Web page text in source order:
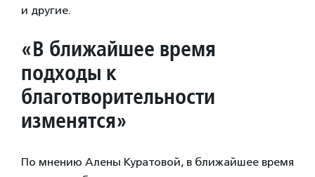
и другие.
«В ближайшее время
подходы к
благотворительности
изменятся»
По мнению Алены Куратовой, в ближайшее время